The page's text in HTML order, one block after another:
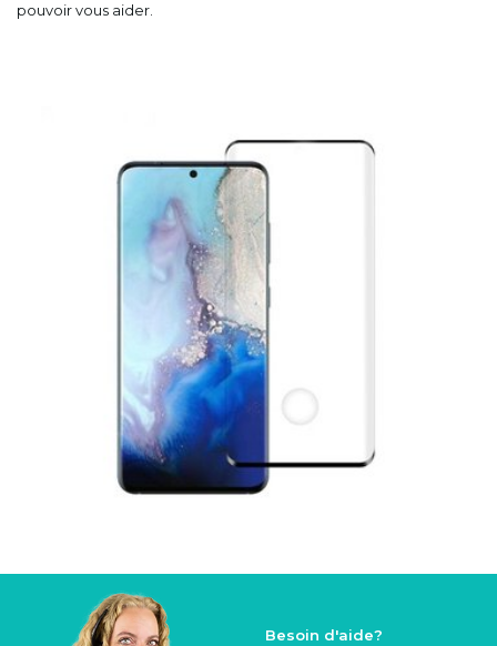
pouvoir vous aider.
Besoin d'aide?